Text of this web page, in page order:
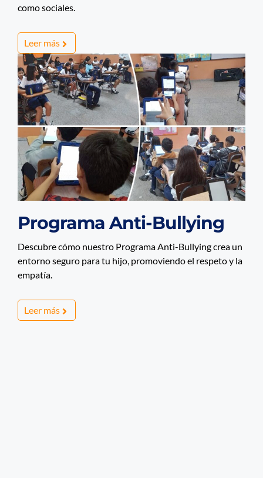
como sociales.
Leer más
Programa Anti-Bullying
Descubre cómo nuestro Programa Anti-Bullying crea un
entorno seguro para tu hijo, promoviendo el respeto y la
empatía.
Leer más